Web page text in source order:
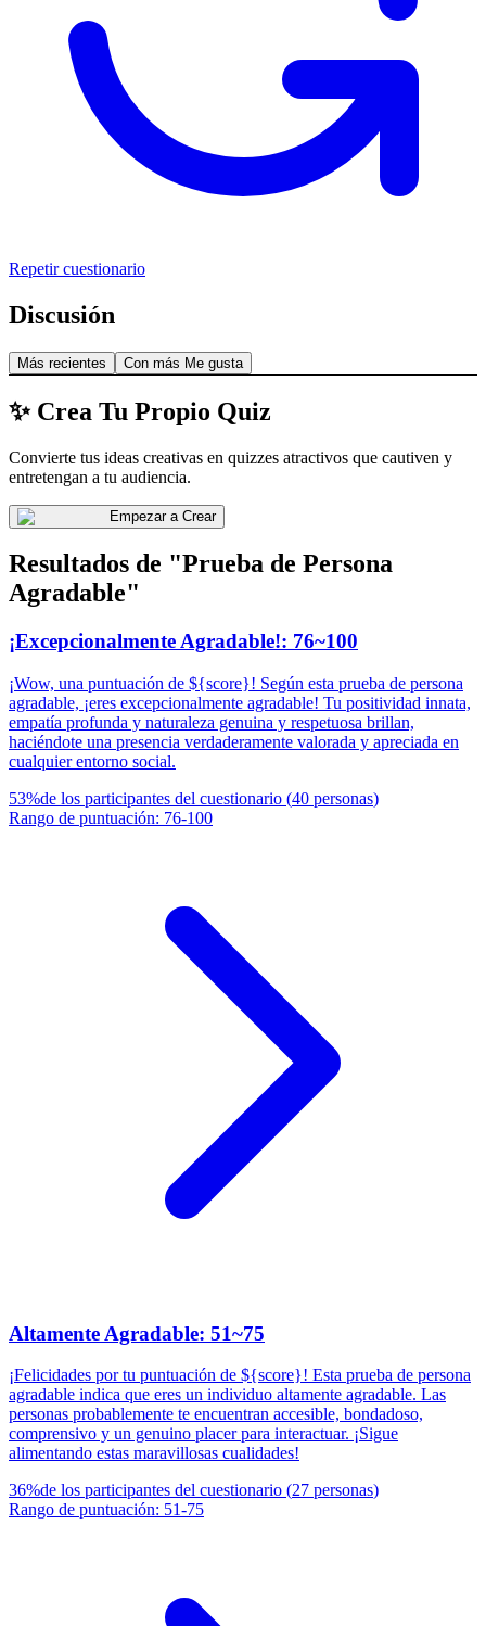
Repetir cuestionario
Discusión
Más recientes Con más Me gusta
✨ Crea Tu Propio Quiz
Convierte tus ideas creativas en quizzes atractivos que cautiven y
entretengan a tu audiencia.
Empezar a Crear
Resultados de "Prueba de Persona
Agradable"
¡Excepcionalmente Agradable!: 76~100
¡Wow, una puntuación de ${score}! Según esta prueba de persona
agradable, ¡eres excepcionalmente agradable! Tu positividad innata,
empatía profunda y naturaleza genuina y respetuosa brillan,
haciéndote una presencia verdaderamente valorada y apreciada en
cualquier entorno social.
53%de los participantes del cuestionario (40 personas)
Rango de puntuación: 76-100
Altamente Agradable: 51~75
¡Felicidades por tu puntuación de ${score}! Esta prueba de persona
agradable indica que eres un individuo altamente agradable. Las
personas probablemente te encuentran accesible, bondadoso,
comprensivo y un genuino placer para interactuar. ¡Sigue
alimentando estas maravillosas cualidades!
36%de los participantes del cuestionario (27 personas)
Rango de puntuación: 51-75